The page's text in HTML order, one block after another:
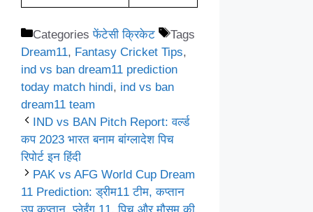
Categoriesफेंटेसी क्रिकेट
Tags
Dream11, Fantasy Cricket Tips,
ind vs ban dream11 prediction
today match hindi, ind vs ban
dream11 team
IND vs BAN Pitch Report: वर्ल्ड
कप 2023 भारत बनाम बांग्लादेश पिच
रिपोर्ट इन हिंदी
PAK vs AFG World Cup Dream
11 Prediction: ड्रीम11 टीम, कप्तान
उप कप्तान, प्लेईंग 11, पिच और मौसम की